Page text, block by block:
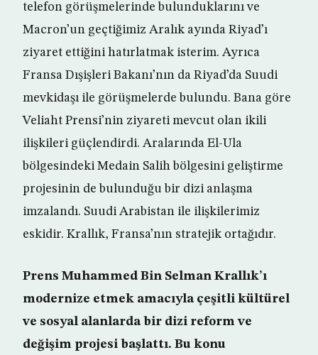
telefon görüşmelerinde bulunduklarını ve
Macron’un geçtiğimiz Aralık ayında Riyad’ı
ziyaret ettiğini hatırlatmak isterim. Ayrıca
Fransa Dışişleri Bakanı’nın da Riyad’da Suudi
mevkidaşı ile görüşmelerde bulundu. Bana göre
Veliaht Prensi’nin ziyareti mevcut olan ikili
ilişkileri güçlendirdi. Aralarında El-Ula
bölgesindeki Medain Salih bölgesini geliştirme
projesinin de bulunduğu bir dizi anlaşma
imzalandı. Suudi Arabistan ile ilişkilerimiz
eskidir. Krallık, Fransa’nın stratejik ortağıdır.
Prens Muhammed Bin Selman Krallık’ı
modernize etmek amacıyla çeşitli kültürel
ve sosyal alanlarda bir dizi reform ve
değişim projesi başlattı. Bu konu